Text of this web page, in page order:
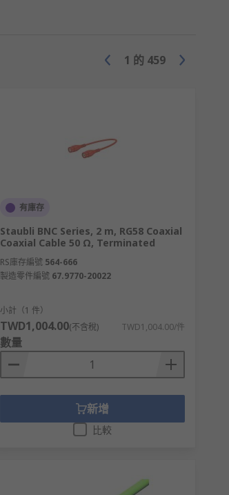
1 的 459
有庫存
Staubli BNC Series, 2 m, RG58 Coaxial
Coaxial Cable 50 Ω, Terminated
RS庫存編號 564-666
製造零件編號 67.9770-20022
小計（1 件）
TWD1,004.00(不含稅) TWD1,004.00/件
數量
新增
比較